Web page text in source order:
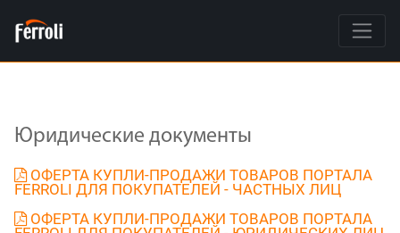
Юридические документы
ОФЕРТА КУПЛИ-ПРОДАЖИ ТОВАРОВ ПОРТАЛА
FERROLI ДЛЯ ПОКУПАТЕЛЕЙ - ЧАСТНЫХ ЛИЦ
ОФЕРТА КУПЛИ-ПРОДАЖИ ТОВАРОВ ПОРТАЛА